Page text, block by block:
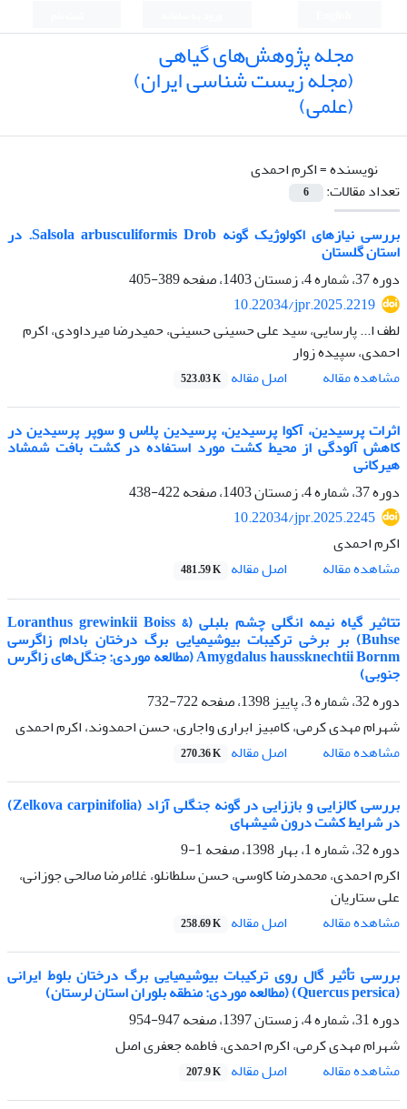
مجله پژوهش‌های گیاهی
(مجله زیست شناسی ایران)
(علمی)
نویسنده =اکرم احمدی
تعداد مقالات:
6
بررسی نیازهای اکولوژیک گونه Salsola arbusculiformis Drob. در
استان گلستان
دوره 37، شماره 4، زمستان 1403، صفحه
389-405
10.22034/jpr.2025.2219
لطف ا... پارسایی، سید علی حسینی حسینی، حمیدرضا میرداودی، اکرم
احمدی، سپیده زوار
مشاهده مقاله
اصل مقاله 523.03 K
اثرات پرسیدین، آکوا پرسیدین، پرسیدین پلاس و سوپر پرسیدین در
کاهش آلودگی از محیط کشت مورد استفاده در کشت بافت شمشاد
هیرکانی
دوره 37، شماره 4، زمستان 1403، صفحه
422-438
10.22034/jpr.2025.2245
اکرم احمدی
مشاهده مقاله
اصل مقاله 481.59 K
تتاثیر گیاه نیمه انگلی چشم بلبلی (Loranthus grewinkii Boiss &
Buhse) بر برخی ترکیبات بیوشیمیایی برگ درختان بادام زاگرسی
Amygdalus haussknechtii Bornm (مطالعه موردی: جنگل‌های زاگرس
جنوبی)
دوره 32، شماره 3، پاییز 1398، صفحه
722-732
شهرام مهدی کرمی، کامبیز ابراری واجاری، حسن احمدوند، اکرم احمدی
مشاهده مقاله
اصل مقاله 270.36 K
بررسی کالزایی و باززایی در گونه جنگلی آزاد (Zelkova carpinifolia)
در شرایط کشت درون شیشه‎ای
دوره 32، شماره 1، بهار 1398، صفحه
1-9
اکرم احمدی، محمدرضا کاوسی، حسن سلطانلو، غلامرضا صالحی جوزانی،
علی ستاریان
مشاهده مقاله
اصل مقاله 258.69 K
بررسی تأثیر گال‌ روی ترکیبات بیوشیمیایی برگ درختان بلوط ایرانی
(Quercus persica) (مطالعه موردی: منطقه بلوران استان لرستان)
دوره 31، شماره 4، زمستان 1397، صفحه
947-954
شهرام مهدی کرمی، اکرم احمدی، فاطمه جعفری اصل
مشاهده مقاله
اصل مقاله 207.9 K